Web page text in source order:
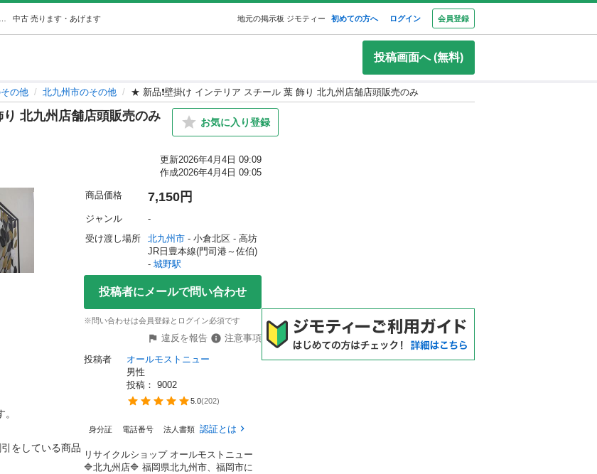
中古 売ります・あげます 地元の掲示板 ジモティー 初めての方へ ログイン 会員登録
投稿画面へ (無料)
の他 北九州市のその他 ★ 新品❗️壁掛け インテリア スチール 葉 飾り 北九州店舗店頭販売のみ
北九州店舗店頭販売のみ お気に入り登録
更新2026年4月4日 09:09
作成2026年4月4日 09:05
をしている商品
商品価格 7,150円
ジャンル
-
受け渡し場所
北九州市 - 小倉北区 - 高坊
JR日豊本線(門司港～佐伯)
- 城野駅
投稿者にメールで問い合わせ
※問い合わせは会員登録とログイン必須です
違反を報告
注意事項
投稿者
オールモストニュー
男性
投稿： 9002
5.0(202)
身分証 電話番号 法人書類 認証とは
リサイクルショップ オールモストニュー
🔷北九州店🔷 福岡県北九州市、福岡市に